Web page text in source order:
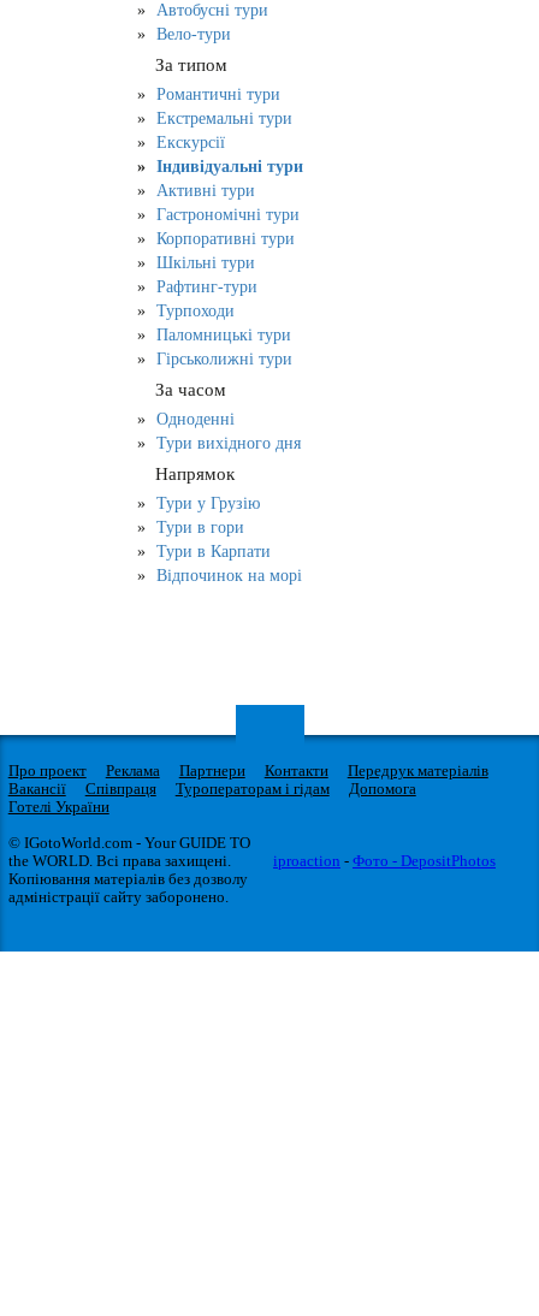
Автобусні тури
Вело-тури
За типом
Романтичні тури
Екстремальні тури
Екскурсії
Індивідуальні тури
Активні тури
Гастрономічні тури
Корпоративні тури
Шкільні тури
Рафтинг-тури
Турпоходи
Паломницькі тури
Гірськолижні тури
За часом
Одноденні
Тури вихідного дня
Напрямок
Тури у Грузію
Тури в гори
Тури в Карпати
Відпочинок на морі
Про проект Реклама Партнери Контакти
Передрук матеріалів
Вакансії
Співпраця Туроператорам і гідам
Допомога
Готелі України
© IGotoWorld.com - Your GUIDE TO
the WORLD. Всі права захищені.
Копіювання матеріалів без дозволу
адміністрації сайту заборонено.
iproaction - Фото - DepositPhotos